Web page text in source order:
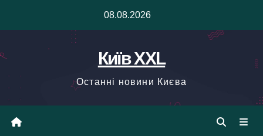
08.08.2026
Київ XXL
Останні новини Києва